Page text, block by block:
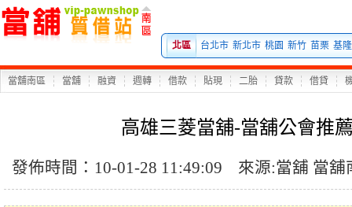
北區 台北市 新北市 桃園 新竹 苗栗 基隆
當舖南區 當舖 融資 週轉 借款 貼現 二胎 貸款 借貸
高雄三菱當舖-當舖公會推
發佈時間：10-01-28 11:49:09 來源:當舖 當舖